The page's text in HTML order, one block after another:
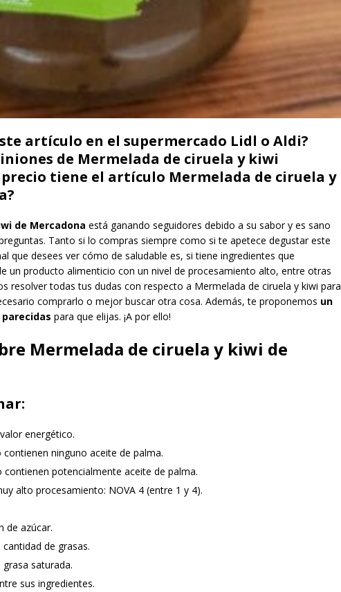
artículo en el supermercado Lidl o Aldi?
de Mermelada de ciruela y kiwi
precio tiene el artículo Mermelada de ciruela y
de Mercadona está ganando seguidores debido a su sabor y es sano
Tanto si lo compras siempre como si te apetece degustar este
que desees ver cómo de saludable es, si tiene ingredientes que
un producto alimenticio con un nivel de procesamiento alto, entre otras
resolver todas tus dudas con respecto a Mermelada de ciruela y kiwi para
comprarlo o mejor buscar otra cosa. Además, te proponemos un
para que elijas. ¡A por ello!
Mermelada de ciruela y kiwi de
energético.
contienen ninguno aceite de palma.
contienen potencialmente aceite de palma.
alto procesamiento: NOVA 4 (entre 1 y 4).
de azúcar.
de grasas.
saturada.
sus ingredientes.